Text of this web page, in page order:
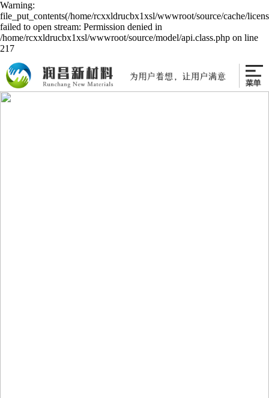
Warning:
file_put_contents(/home/rcxxldrucbx1xsl/wwwroot/source/cache/
failed to open stream: Permission denied in
/home/rcxxldrucbx1xsl/wwwroot/source/model/api.class.php on line
217